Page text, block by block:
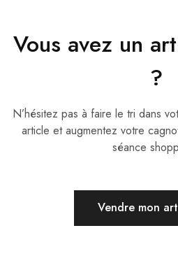
Vous avez un
?
N’hésitez pas à faire le tri dans
article et augmentez votre
séance
Vendre mon